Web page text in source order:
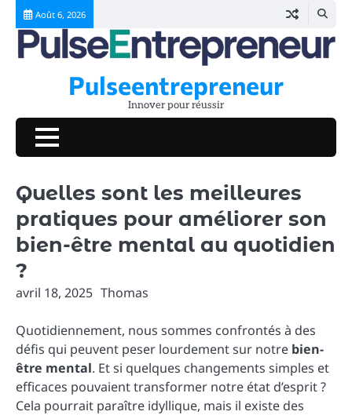
Skip
content
Août 6, 2026
Pulseentrepreneur
Innover pour réussir
Quelles sont les meilleures
pratiques pour améliorer son
bien-être mental au quotidien
?
avril 18, 2025 Thomas
Quotidiennement, nous sommes confrontés à des
défis qui peuvent peser lourdement sur notre bien-
être mental. Et si quelques changements simples et
efficaces pouvaient transformer notre état d’esprit ?
Cela pourrait paraître idyllique, mais il existe des